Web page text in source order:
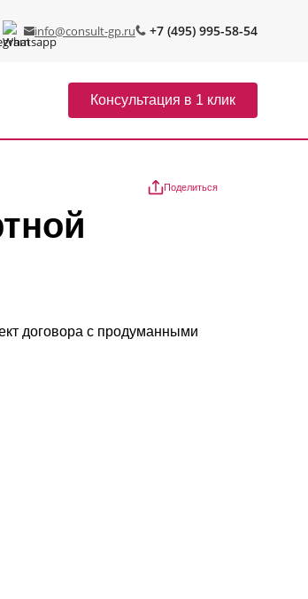
info@consult-gp.ru +7 (495) 995-58-54
Консультация в 1 клик
Поделиться